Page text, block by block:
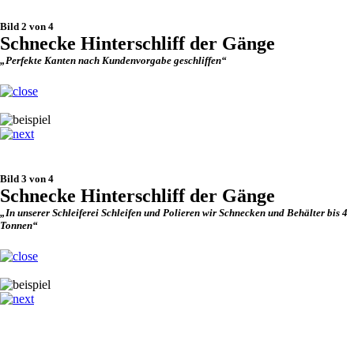
Bild 2 von 4
Schnecke Hinterschliff der Gänge
„Perfekte Kanten nach Kundenvorgabe geschliffen“
Bild 3 von 4
Schnecke Hinterschliff der Gänge
„In unserer Schleiferei Schleifen und Polieren wir Schnecken und Behälter bis 4
Tonnen“